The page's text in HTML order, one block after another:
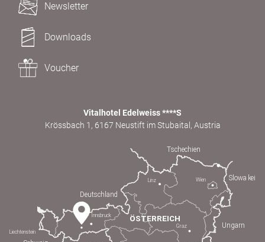
Newsletter
Downloads
Voucher
Vitalhotel Edelweiss ****S
Krössbach 1, 6167 Neustift im Stubaital, Austria